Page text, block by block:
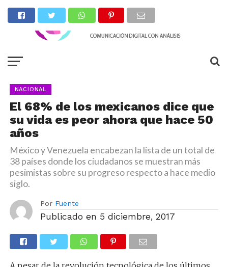
NACIONAL
El 68% de los mexicanos dice que
su vida es peor ahora que hace 50
años
México y Venezuela encabezan la lista de un total de
38 países donde los ciudadanos se muestran más
pesimistas sobre su progreso respecto a hace medio
siglo.
Por Fuente
Publicado en 5 diciembre, 2017